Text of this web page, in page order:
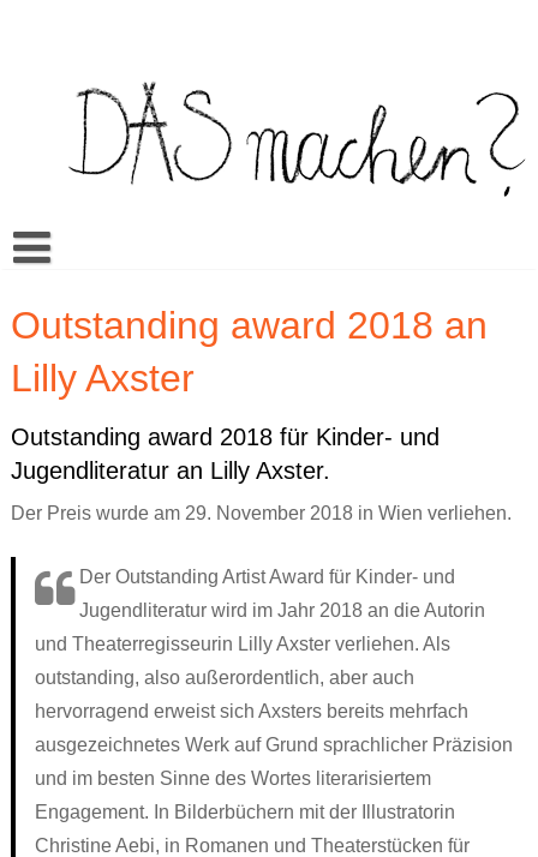
Video Bilderbuch
Multilingua
Doing it? Doing what?
ŞEY yapmak?
TO raditi?
Про ЭТО. Про ЧТО?
العربية
Unterrichtsmaterialien
Es kann sein…
Spiel
Memory
Klassenwörterbuch
Mandos Kleiderkasten
Cansus Frage
Ronnies Auskunft
Jonas‘ Wollhaut
Renis erste Regel
Schwierige Wörterliste
Persönliches Heft
Comic
Warum Das machen?
Sexualerziehung
Rezensionen
Mehr
Ein bisschen wie du // A little like you
Alles gut
Jenny, sieben
Wenn ich groß bin, will ich FRAUlenzen
Die Stadt war nie wach
Atalanta Läufer_in
Dorn
Bildergalerie Christine Aebi
Aktuell
Veranstaltungen
Über uns
Kontakt
Outstanding award 2018 an
Lilly Axster
Outstanding award 2018 für Kinder- und
Jugendliteratur an Lilly Axster.
Der Preis wurde am 29. November 2018 in Wien verliehen.
Der Outstanding Artist Award für Kinder- und
Jugendliteratur wird im Jahr 2018 an die Autorin
und Theaterregisseurin Lilly Axster verliehen. Als
outstanding, also außerordentlich, aber auch
hervorragend erweist sich Axsters bereits mehrfach
ausgezeichnetes Werk auf Grund sprachlicher Präzision
und im besten Sinne des Wortes literarisiertem
Engagement. In Bilderbüchern mit der Illustratorin
Christine Aebi, in Romanen und Theaterstücken für